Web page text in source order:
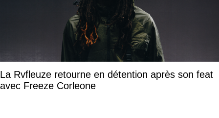
La Rvfleuze retourne en détention après son feat
avec Freeze Corleone